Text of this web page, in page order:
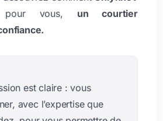
pour vous, un courtier
est claire : vous
avec l’expertise que